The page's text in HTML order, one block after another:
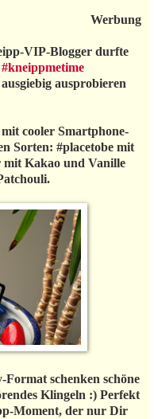
Werbung
VIP-Blogger durfte
ausprobieren
cooler Smartphone-
Sorten: #placetobe mit
mit Kakao und Vanille
schenken schöne
Klingeln :) Perfekt
Moment, der nur Dir